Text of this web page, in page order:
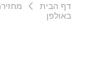
דף הבית
באולפן